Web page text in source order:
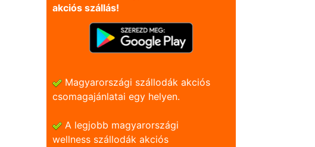
akciós szállás!
Magyarországi szállodák akciós
csomagajánlatai egy helyen.
A legjobb magyarországi
wellness szállodák akciós